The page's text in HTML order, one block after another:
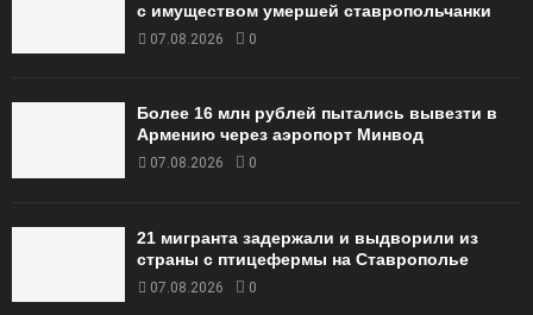
с имуществом умершей ставропольчанки
07.08.2026 0
Более 16 млн рублей пытались вывезти в
Армению через аэропорт Минвод
07.08.2026 0
21 мигранта задержали и выдворили из
страны с птицефермы на Ставрополье
07.08.2026 0